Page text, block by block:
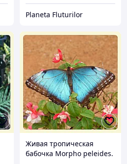
Planeta Fluturilor
Живая тропическая
бабочка Morpho peleides.